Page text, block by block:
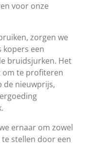
voor onze
zorgen we
kopers een
bruidsjurken. Het
om te profiteren
de nieuwprijs,
ernaar om zowel
stellen door een